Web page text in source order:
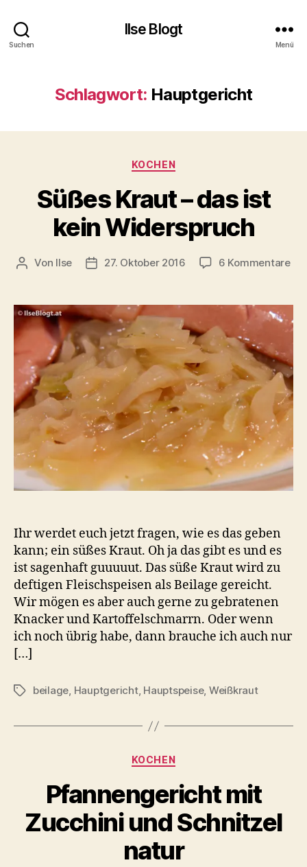
Suchen
Ilse Blogt
Menü
Schlagwort: Hauptgericht
Kategorien
KOCHEN
Süßes Kraut – das ist
kein Widerspruch
Beitragsautor
Von Ilse Beitragsdatum
27. Oktober 2016 6 Kommentarezu
–
Ihr werdet euch jetzt fragen, wie es das geben
kann; ein süßes Kraut. Oh ja das gibt es und es
ist sagenhaft guuuuut. Das süße Kraut wird zu
deftigen Fleischspeisen als Beilage gereicht.
Wir mögen es aber auch gerne zu gebratenen
Knacker und Kartoffelschmarrn. Oder wenn
ich noch übrig habe, dann brauche ich auch nur
[…]
Schlagwörter
beilage, Hauptgericht, Hauptspeise, Weißkraut
Kategorien
KOCHEN
Pfannengericht mit
Zucchini und Schnitzel
natur